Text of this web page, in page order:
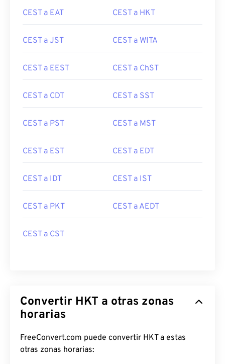
CEST a EAT CEST a HKT
CEST a JST CEST a WITA
CEST a EEST CEST a ChST
CEST a CDT CEST a SST
CEST a PST CEST a MST
CEST a EST CEST a EDT
CEST a IDT CEST a IST
CEST a PKT CEST a AEDT
CEST a CST
Convertir HKT a otras zonas
horarias
FreeConvert.com puede convertir HKT a estas
otras zonas horarias: